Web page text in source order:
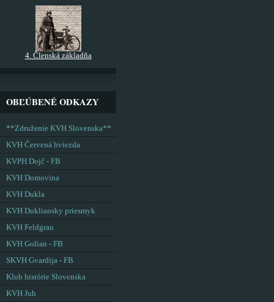
4. Členská základňa
OBĽÚBENÉ ODKAZY
**Združenie KVH Slovenska**
KVH Červená hviezda
KVPH Dojč - FB
KVH Domovina
KVH Dukla
KVH Dukliansky priesmyk
KVH Feldgrau
KVH Golian - FB
SKVH Gvardija - FB
Klub histórie Slovenska
KVH Juh